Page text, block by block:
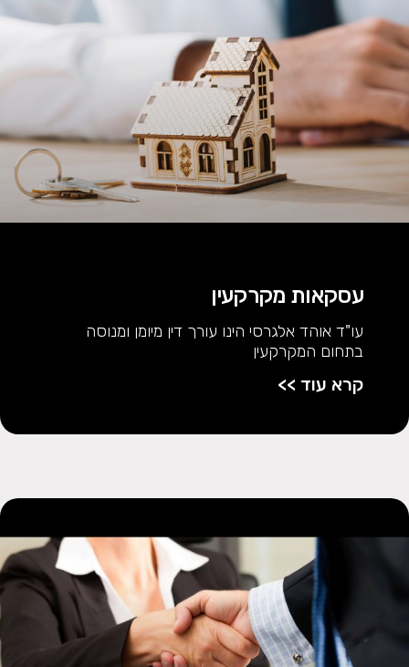
עסקאות מקרקעין
עו"ד אוהד אלגרסי הינו עורך דין מיומן ומנוסה
בתחום המקרקעין
קרא עוד >>